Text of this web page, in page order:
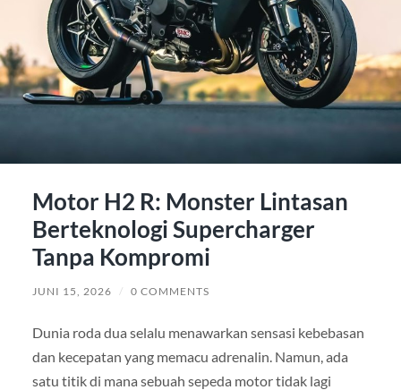
Motor H2 R: Monster Lintasan
Berteknologi Supercharger
Tanpa Kompromi
JUNI 15, 2026 / 0 COMMENTS
Dunia roda dua selalu menawarkan sensasi kebebasan
dan kecepatan yang memacu adrenalin. Namun, ada
satu titik di mana sebuah sepeda motor tidak lagi